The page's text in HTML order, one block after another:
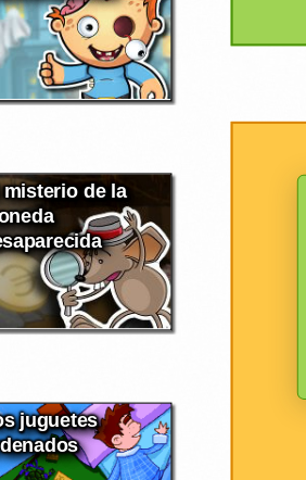
misterio de la
juguetes